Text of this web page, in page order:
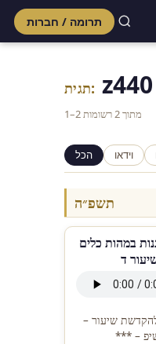
תרומה / חברות
תגית: z440
1–2 מתוך 2 רשומות
הכל וידאו
תשפ״ה
במהות כלים
ד
שיעור –
– ***